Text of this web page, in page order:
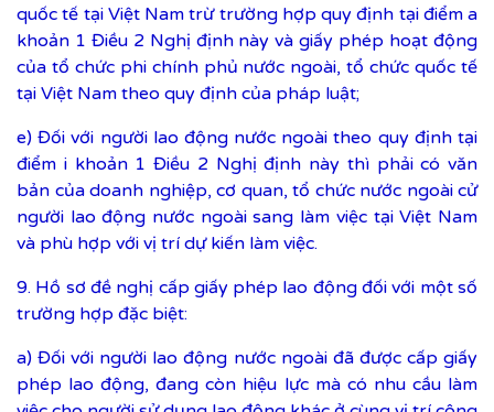
quốc tế tại Việt Nam trừ trường hợp quy định tại điểm a
khoản 1 Điều 2 Nghị định này và giấy phép hoạt động
của tổ chức phi chính phủ nước ngoài, tổ chức quốc tế
tại Việt Nam theo quy định của pháp luật;
e) Đối với người lao động nước ngoài theo quy định tại
điểm i khoản 1 Điều 2 Nghị định này thì phải có văn
bản của doanh nghiệp, cơ quan, tổ chức nước ngoài cử
người lao động nước ngoài sang làm việc tại Việt Nam
và phù hợp với vị trí dự kiến làm việc.
9. Hồ sơ đề nghị cấp giấy phép lao động đối với một số
trường hợp đặc biệt:
a) Đối với người lao động nước ngoài đã được cấp giấy
phép lao động, đang còn hiệu lực mà có nhu cầu làm